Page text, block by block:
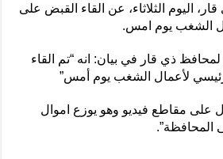
اليوم الثلاثاء، عن القاء القبض على
الشغب يوم امس.
ذي قار في بيان: انه “تم القاء
لأعمال الشغب يوم أمس”
على مقاطع فيديو وهو يوزع اموال